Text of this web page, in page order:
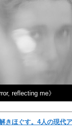
reflecting me》
きほぐす。4人の現代